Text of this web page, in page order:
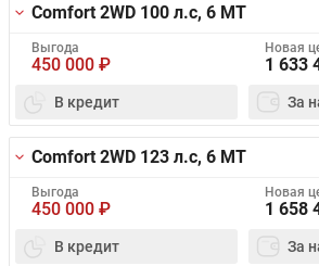
Comfort 2WD 100 л.с, 6 MT
Выгода
450 000 ₽
Новая
1 633
В кредит За
Comfort 2WD 123 л.с, 6 MT
Выгода
450 000 ₽
Новая
1 658
В кредит За